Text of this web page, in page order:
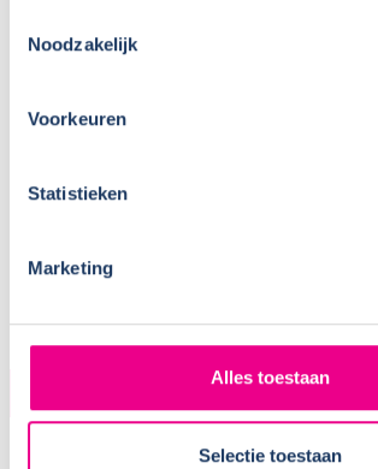
Noodzakelijk
Voorkeuren
Statistieken
Marketing
Alles toestaan
Selectie toestaan
Wina en Koos